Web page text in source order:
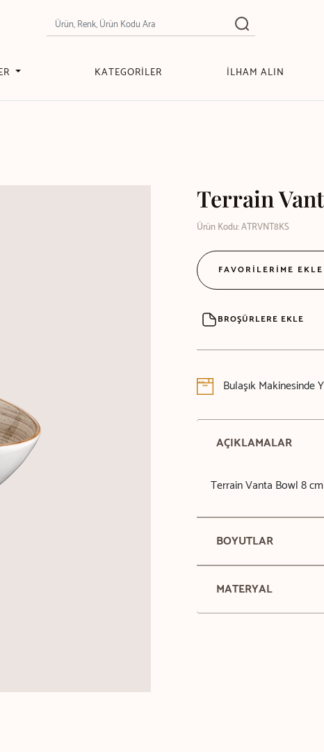
KATEGORİLER İLHAM ALIN
Terrain
Ürün Kodu: ATRVNT8KS
FAVORİLERİME
BROŞÜRLERE EKLE
Bulaşık Makinesinde
AÇIKLAMALAR
Terrain Vanta Bowl 8
BOYUTLAR
MATERYAL